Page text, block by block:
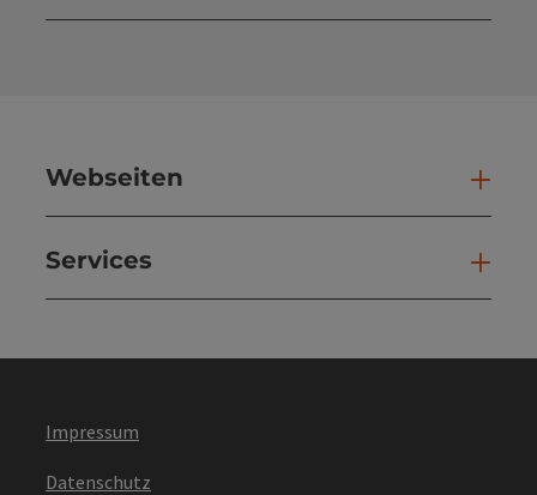
Webseiten
Services
Impressum
Datenschutz